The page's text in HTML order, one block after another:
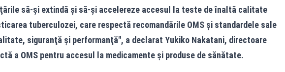
să-şi extindă şi să-şi accelereze accesul la teste de înaltă calitate
tuberculozei, care respectă recomandările OMS şi standardele sale
siguranţă şi performanţă", a declarat Yukiko Nakatani, directoare
a OMS pentru accesul la medicamente şi produse de sănătate.